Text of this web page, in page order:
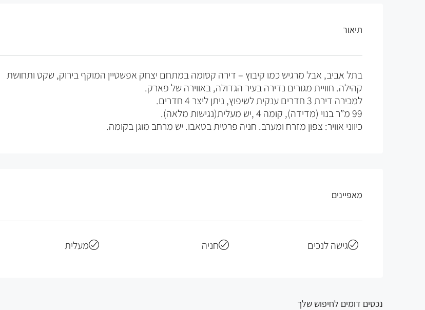
תיאור
בתל אביב, אבל מרגיש כמו קיבוץ – דירה קסומה במתחם יצחק אפשטיין המוקף בירוק, שקט ותחושת
קהילה. חוויית מגורים נדירה בעיר הגדולה, באווירה של פארק.
למכירה דירת 3 חדרים ענקית לשיפוץ, ניתן ליצר 4 חדרים.
99 מ”ר בנוי (מדידה), קומה 4 ,יש מעלית(נגישות מלאה).
כיווני אוויר: צפון מזרח ומערב. חניה פרטית בטאבו. יש מרחב מוגן בקומה.
מאפיינים
גישה לנכים חניה מעלית
נכסים דומים לחיפוש שלך